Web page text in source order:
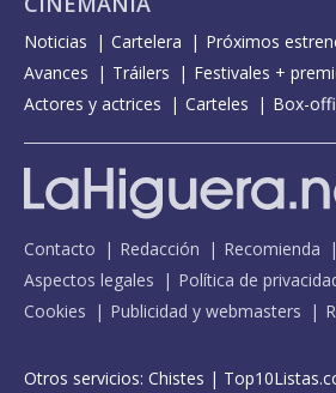
Noticias Cartelera Próximos
Avances
Tráilers
Festivales +
Actores y actrices
Carteles Box-
Contacto Redacción Recomienda
Aspectos legales
Política de
Cookies
Publicidad y webmasters
Otros servicios: Chistes |